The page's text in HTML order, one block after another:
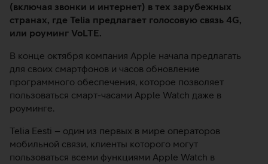
(включая звонки и интернет) в тех зарубежных
странах, где Telia предлагает голосовую связь 4G,
или роуминг VoLTE.
В конце октября компания Apple начала предлагать
для своих смартфонов и часов обновление
программного обеспечения, которое позволяет
пользоваться смарт-часами Apple Watch даже в
роуминге.
Telia Eesti – один из первых в мире операторов
мобильной связи, клиенты которого могут
пользоваться всеми функциями Apple Watch в